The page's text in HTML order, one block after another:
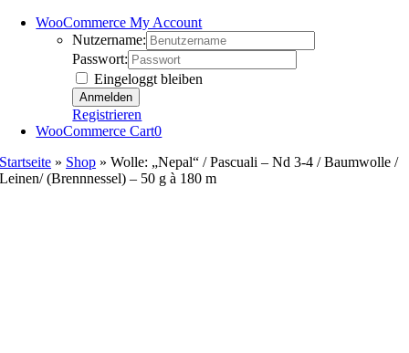
WooCommerce My Account
Nutzername:
Passwort:
Eingeloggt bleiben
Registrieren
WooCommerce Cart0
Startseite » Shop »Wolle: „Nepal“ / Pascuali – Nd 3-4 / Baumwolle /
Leinen/ (Brennnessel) – 50 g à 180 m